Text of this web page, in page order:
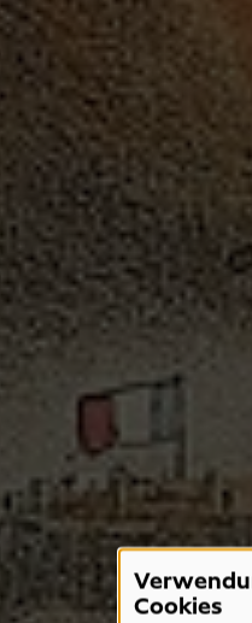
Cookies